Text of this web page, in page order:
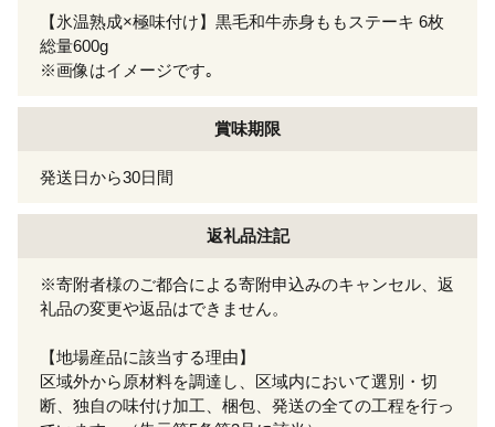
【氷温熟成×極味付け】黒毛和牛赤身ももステーキ 6枚
総量600g
※画像はイメージです｡
賞味期限
発送日から30日間
返礼品注記
※寄附者様のご都合による寄附申込みのキャンセル、返
礼品の変更や返品はできません。
【地場産品に該当する理由】
区域外から原材料を調達し、区域内において選別・切
断、独自の味付け加工、梱包、発送の全ての工程を行っ